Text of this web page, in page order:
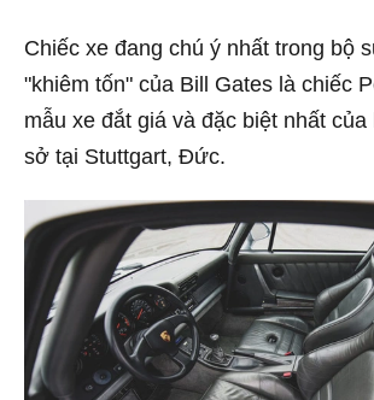
Chiếc xe đang chú ý nhất trong bộ
"khiêm tốn" của Bill Gates là chiếc
mẫu xe đắt giá và đặc biệt nhất của
sở tại Stuttgart, Đức.